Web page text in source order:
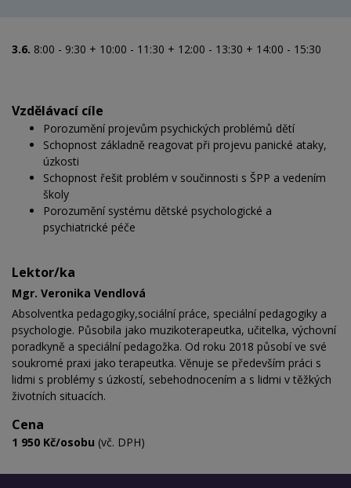
3.6. 8:00 - 9:30 + 10:00 - 11:30 + 12:00 - 13:30 + 14:00 - 15:30
Vzdělávací cíle
Porozumění projevům psychických problémů dětí
Schopnost základně reagovat při projevu panické ataky,
úzkosti
Schopnost řešit problém v součinnosti s ŠPP a vedením
školy
Porozumění systému dětské psychologické a
psychiatrické péče
Lektor/ka
Mgr. Veronika Vendlová
Absolventka pedagogiky,sociální práce, speciální pedagogiky a
psychologie. Působila jako muzikoterapeutka, učitelka, výchovní
poradkyně a speciální pedagožka. Od roku 2018 působí ve své
soukromé praxi jako terapeutka. Věnuje se především práci s
lidmi s problémy s úzkostí, sebehodnocením a s lidmi v těžkých
životních situacích.
Cena
1 950 Kč/osobu (vč. DPH)